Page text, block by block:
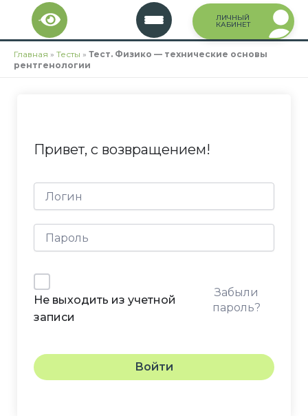
Перейти
содержимому
ЛИЧНЫЙ
КАБИНЕТ
Главная » Тесты » Тест. Физико — технические основы
рентгенологии
Привет, с возвращением!
Не выходить из учетной
записи
Забыли
пароль?
Войти